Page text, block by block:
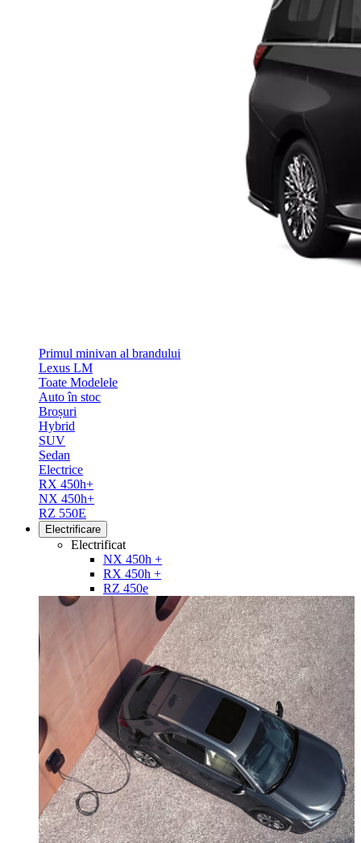
Primul minivan al brandului
Lexus LM
Toate Modelele
Auto în stoc
Broșuri
Hybrid
SUV
Sedan
Electrice
RX 450h+
NX 450h+
RZ 550E
Electrificare
Electrificat
NX 450h +
RX 450h +
RZ 450e